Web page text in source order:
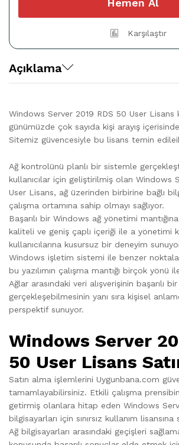
Karşılaştır
Açıklama
Windows Server 2019 RDS 50 User Lisans
günümüzde çok sayıda kişi arayış
Sitemiz güvencesiyle bu lisans temin
Ağ kontrolünü planlı bir sistemle
kullanıcılar için geliştirilmiş olan Windows
User Lisans, ağ üzerinden birbirine bağlı
çalışma ortamına sahip olmayı sağlıyor.
Başarılı bir Windows ağ yönetimi
kaliteli ve geniş çaplı içeriği ile a yönetimi
kullanıcılarına kusursuz bir deneyim
Windows işletim sistemi ile benzer
bu yazılımın çalışma mantığı birçok yönü
Ağlar arasındaki veri alışverişinin başarılı
gerçekleşebilmesinin yanı sıra kişisel
perspektif sunuyor.
Windows Server
50 User Lisans
Satın alma işlemlerini Uygunbana.com
tamamlayabilirsiniz. Etkili çalışma
getirmiş olanlara hitap eden Windows
bilgisayarları için sınırsız kullanım
Ağ bilgisayarları arasındaki geçişleri